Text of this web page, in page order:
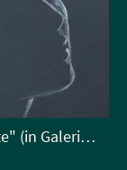
"Blindsite" (in Galerie kunstliebtmut)